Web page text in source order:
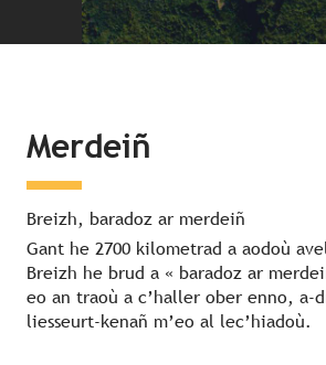
Merdeiñ
Breizh, baradoz ar merdeiñ
Gant he 2700 kilometrad a aodoù
Breizh he brud a « baradoz ar
eo an traoù a c’haller ober enno, a-
liesseurt-kenañ m’eo al lec’hiadoù.